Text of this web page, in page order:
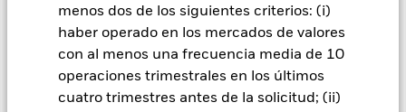
menos dos de los siguientes criterios: (i)
haber operado en los mercados de valores
con al menos una frecuencia media de 10
operaciones trimestrales en los últimos
cuatro trimestres antes de la solicitud; (ii)
los ingresos asociadas que se generen, y el 37,5% restante se
recibirá por BlackRock en calidad de agente de préstamo de
valores. Debido a que el reparto de los ingresos por préstamos
de valores no incrementa los costes de funcionamiento del
Fondo, esto ha quedado excluido de los gastos corrientes.